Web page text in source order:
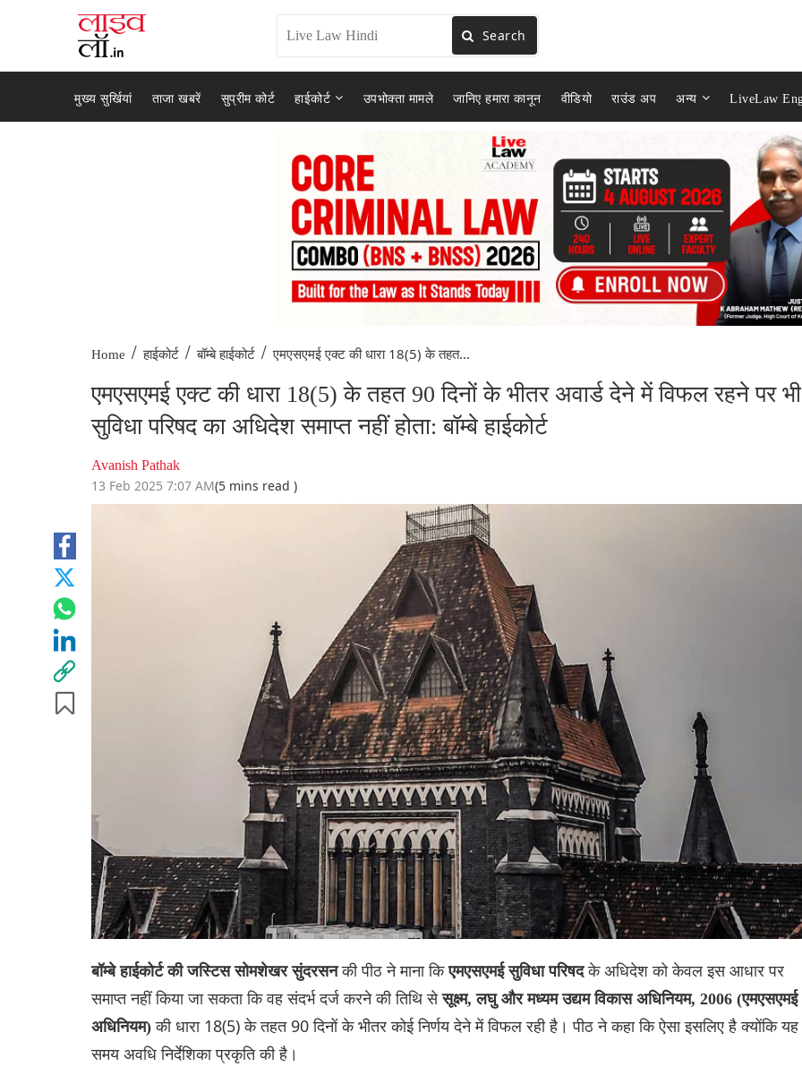
Search
मुख्य सुर्खियां ताजा खबरें सुप्रीम कोर्ट हाईकोर्ट उपभोक्ता मामले जानिए हमारा कानून वीडियो राउंड अप अन्य LiveLaw
Home / हाईकोर्ट / बॉम्बे हाईकोर्ट / एमएसएमई एक्ट की धारा 18(5) के तहत...
एमएसएमई एक्ट की धारा 18(5) के तहत 90 दिनों के भीतर अवार्ड देने में विफल रहने पर भी
सुविधा परिषद का अधिदेश समाप्त नहीं होता: बॉम्बे हाईकोर्ट
Avanish Pathak
13 Feb 2025 7:07 AM(5 mins read )
बॉम्बे हाईकोर्ट की जस्टिस सोमशेखर सुंदरसनकी पीठ ने माना किएमएसएमई सुविधा परिषदके अधिदेश को केवल इस आधार पर
समाप्त नहीं किया जा सकता कि वह संदर्भ दर्ज करने की तिथि सेसूक्ष्म, लघु और मध्यम उद्यम विकास अधिनियम, 2006 (एमएसएमई
अधिनियम)की धारा 18(5) के तहत 90 दिनों के भीतर कोई निर्णय देने में विफल रही है। पीठ ने कहा कि ऐसा इसलिए है क्योंकि यह
समय अवधि निर्देशिका प्रकृति की है।